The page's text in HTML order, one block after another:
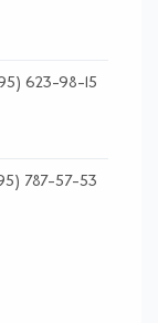
623-98-15
787-57-53